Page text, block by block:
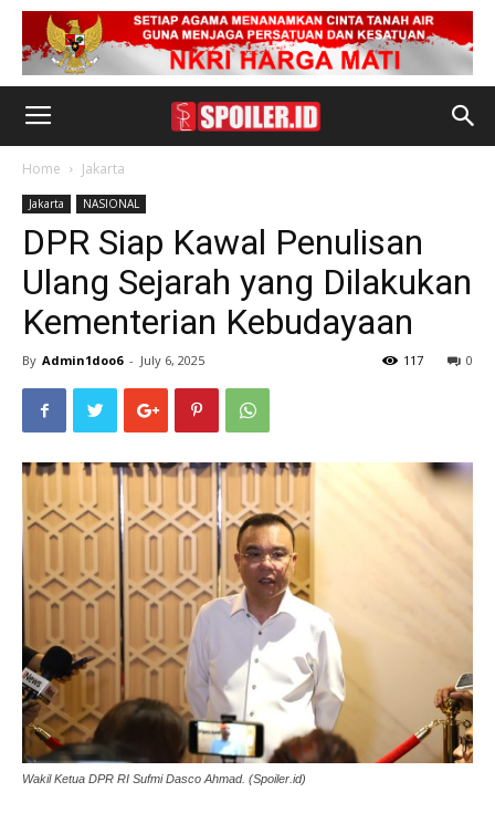
Home Jakarta
Jakarta NASIONAL
DPR Siap Kawal Penulisan
Ulang Sejarah yang Dilakukan
Kementerian Kebudayaan
By Admin1doo6 - July 6, 2025 0
117
Wakil Ketua DPR RI Sufmi Dasco Ahmad. (Spoiler.id)